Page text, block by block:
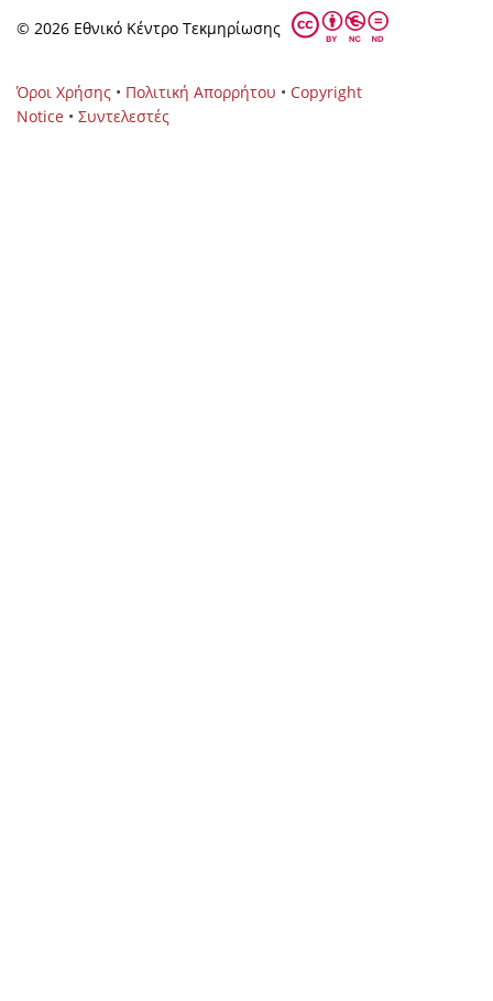
© 2026 Eθνικό Κέντρο Τεκμηρίωσης
Όροι Χρήσης • Πολιτική Απορρήτου • Copyright
Notice • Συντελεστές